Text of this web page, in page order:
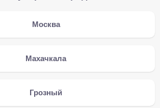
Москва
Махачкала
Грозный